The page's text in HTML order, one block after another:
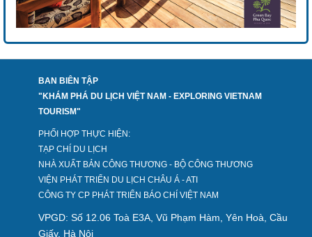
BAN BIÊN TẬP
"KHÁM PHÁ DU LỊCH VIỆT NAM - EXPLORING VIETNAM
TOURISM"
PHỐI HỢP THỰC HIỆN:
TẠP CHÍ DU LỊCH
NHÀ XUẤT BẢN CÔNG THƯƠNG - BỘ CÔNG THƯƠNG
VIỆN PHÁT TRIỂN DU LỊCH CHÂU Á - ATI
CÔNG TY CP PHÁT TRIỂN BÁO CHÍ VIỆT NAM
VPGD: Số 12.06 Toà E3A, Vũ Phạm Hàm, Yên Hoà, Cầu
Giấy, Hà Nội